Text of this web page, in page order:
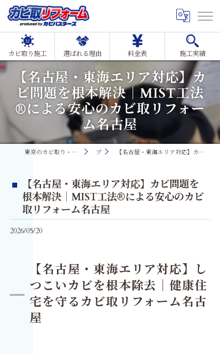
カビ取り施工 選ばれる理由 料金表 施工実績
【名古屋・東海エリア対応】カ
ビ問題を根本解決｜MIST工法
®による安心のカビ取リフォー
ム名古屋
東京のカビ取り・カビ対策ならMIST工法®カビ取リフォーム ブログ 【名古屋・東海エリア対応】カビ問題を根本解決｜MIST工法®による安心のカビ取リフォーム名古屋
【名古屋・東海エリア対応】カビ問題を
根本解決｜MIST工法®による安心のカビ
取リフォーム名古屋
2026/05/20
【名古屋・東海エリア対応】し
つこいカビを根本除去｜健康住
宅を守るカビ取リフォーム名古
屋